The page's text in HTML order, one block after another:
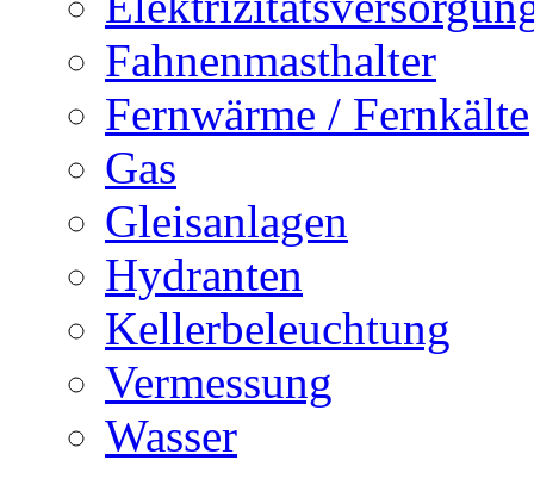
Fahnenmasthalter
Fernwärme / Fernkälte
Gas
Gleisanlagen
Hydranten
Kellerbeleuchtung
Vermessung
Wasser